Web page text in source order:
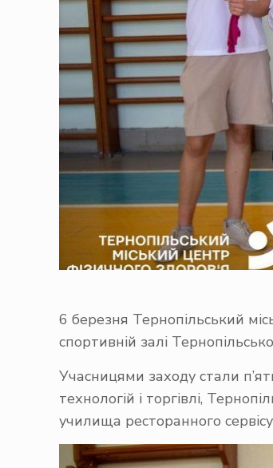
6 березня Тернопільський
спортивній залі
Учасницями заходу стали
технологій і торгівлі,
училища ресторанного сервісу